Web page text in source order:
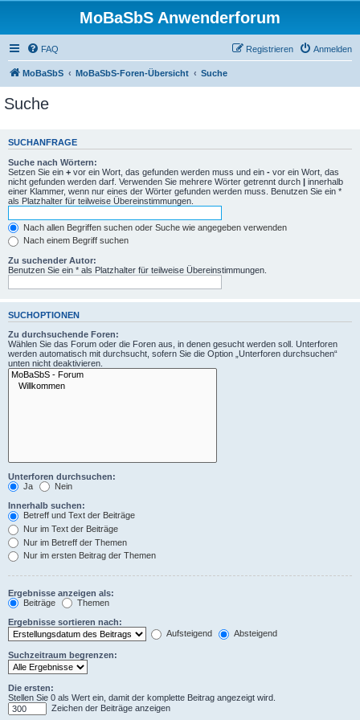
MoBaSbS Anwenderforum
FAQ Anmelden
Registrieren
MoBaSbS MoBaSbS-Foren-Übersicht Suche
Suche
SUCHANFRAGE
Suche nach Wörtern:
Setzen Sie ein + vor ein Wort, das gefunden werden muss und ein - vor ein Wort, das
nicht gefunden werden darf. Verwenden Sie mehrere Wörter getrennt durch | innerhalb
einer Klammer, wenn nur eines der Wörter gefunden werden muss. Benutzen Sie ein *
als Platzhalter für teilweise Übereinstimmungen.
Nach allen Begriffen suchen oder Suche wie angegeben verwenden
Nach einem Begriff suchen
Zu suchender Autor:
Benutzen Sie ein * als Platzhalter für teilweise Übereinstimmungen.
SUCHOPTIONEN
Zu durchsuchende Foren:
Wählen Sie das Forum oder die Foren aus, in denen gesucht werden soll. Unterforen
werden automatisch mit durchsucht, sofern Sie die Option „Unterforen durchsuchen“
unten nicht deaktivieren.
Unterforen durchsuchen:
Ja
Nein
Innerhalb suchen:
Betreff und Text der Beiträge
Nur im Text der Beiträge
Nur im Betreff der Themen
Nur im ersten Beitrag der Themen
Ergebnisse anzeigen als:
Beiträge
Themen
Ergebnisse sortieren nach:
Aufsteigend
Absteigend
Suchzeitraum begrenzen:
Die ersten:
Stellen Sie 0 als Wert ein, damit der komplette Beitrag angezeigt wird.
Zeichen der Beiträge anzeigen